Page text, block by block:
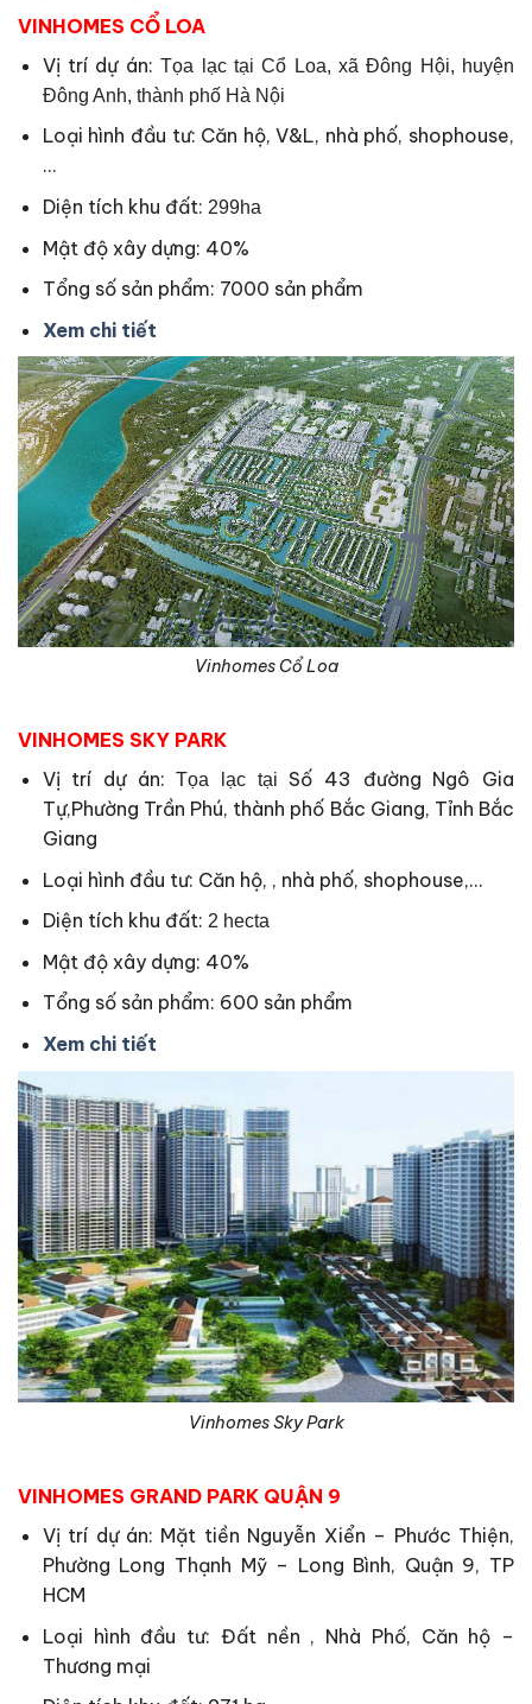
VINHOMES CỔ LOA
Vị trí dự án:Tọa lạc tại Cổ Loa, xã Đông Hội, huyện
Đông Anh, thành phố Hà Nội
Loại hình đầu tư: Căn hộ, V&L, nhà phố, shophouse,
…
Diện tích khu đất: 299ha
Mật độ xây dựng: 40%
Tổng số sản phẩm: 7000 sản phẩm
Xem chi tiết
Vinhomes Cổ Loa
VINHOMES SKY PARK
Vị trí dự án:Tọa lạc tạiSố 43 đường Ngô Gia
Tự,Phường Trần Phú, thành phố Bắc Giang, Tỉnh Bắc
Giang
Loại hình đầu tư: Căn hộ, , nhà phố, shophouse,…
Diện tích khu đất: 2 hecta
Mật độ xây dựng: 40%
Tổng số sản phẩm: 600 sản phẩm
Xem chi tiết
Vinhomes Sky Park
VINHOMES GRAND PARK QUẬN 9
Vị trí dự án: Mặt tiền Nguyễn Xiển – Phước Thiện,
Phường Long Thạnh Mỹ – Long Bình, Quận 9, TP
HCM
Loại hình đầu tư: Đất nền , Nhà Phố, Căn hộ –
Thương mại